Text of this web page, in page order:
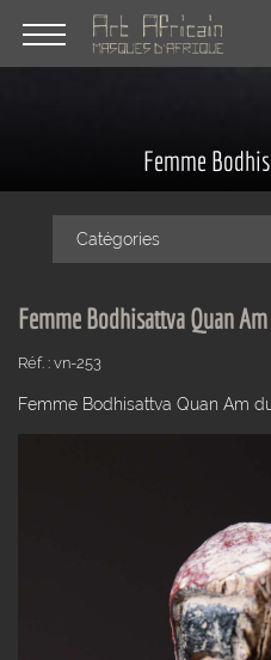
Femme
Catégories
Femme Bodhisattva Quan Am
Réf. : vn-253
Femme Bodhisattva Quan Am